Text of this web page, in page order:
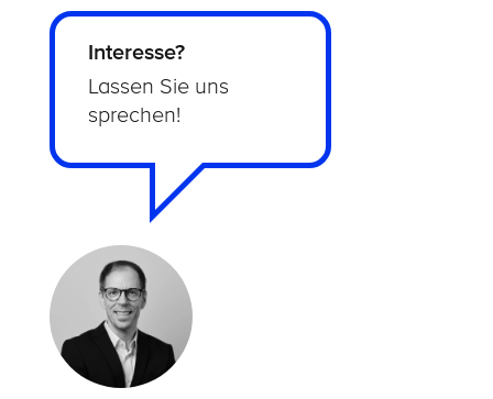
Interesse?
Lassen Sie uns
sprechen!